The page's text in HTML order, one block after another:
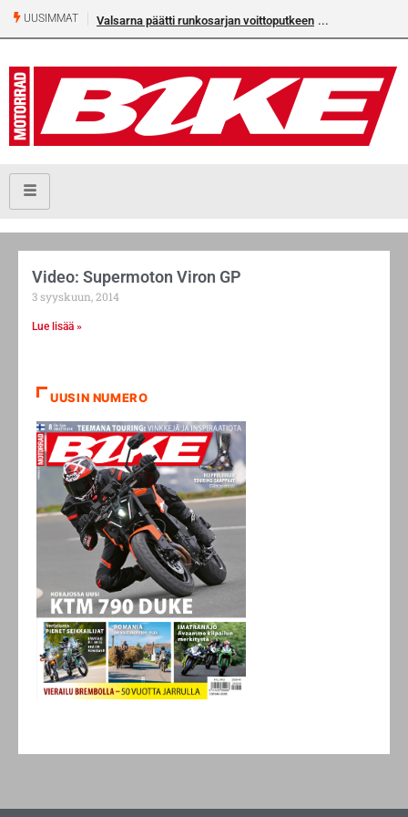
UUSIMMAT Valsarna päätti runkosarjan voittoputkeen
Video: Supermoton Viron GP
3 syyskuun, 2014
Lue lisää »
UUSIN NUMERO